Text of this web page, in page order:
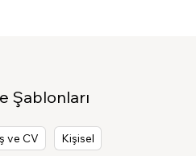
Şablonları
ve CV Kişisel